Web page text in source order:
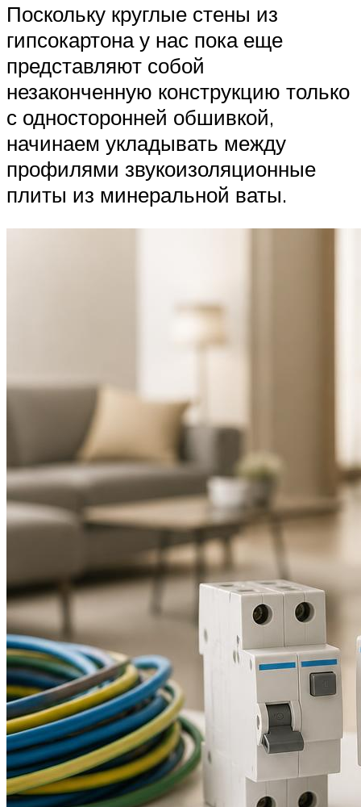
Поскольку круглые стены из
гипсокартона у нас пока еще
представляют собой
незаконченную конструкцию только
с односторонней обшивкой,
начинаем укладывать между
профилями звукоизоляционные
плиты из минеральной ваты.